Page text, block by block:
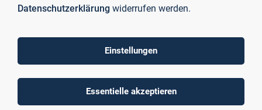
ermöglicht, Leistungssport und akademische
Ausbildung bestmöglich zu vereinen.
Datenschutzerklärung widerrufen werden.
Einstellungen
Essentielle akzeptieren